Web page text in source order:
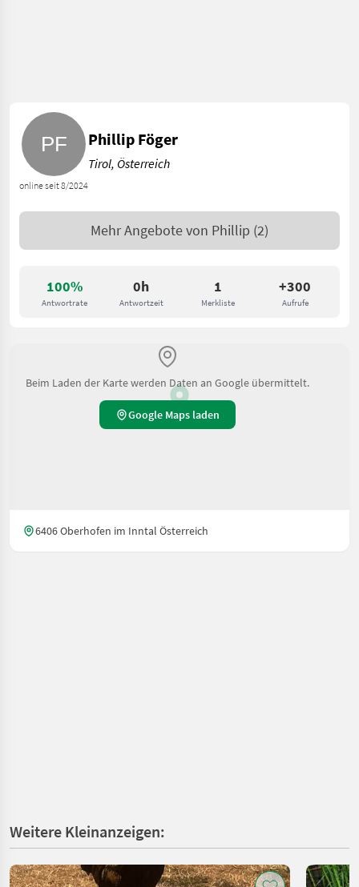
100%
Antwortrate
0h
Antwortzeit
1
Merkliste
+300
Aufrufe
online seit 8/2024
Phillip Föger
Tirol, Österreich
Mehr Angebote von Phillip (2)
Beim Laden der Karte werden Daten an Google übermittelt.
Google Maps laden
6406 Oberhofen im Inntal Österreich
Weitere Kleinanzeigen: